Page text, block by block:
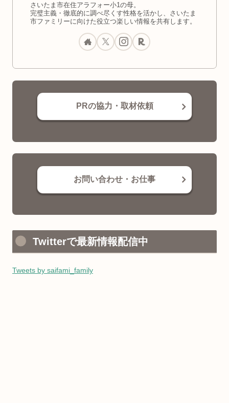
さいたま市在住アラフォー小1の母。
完璧主義・徹底的に調べ尽くす性格を活かし、さいたま
市ファミリーに向けた役立つ楽しい情報を共有します。
PRの協力・取材依頼
お問い合わせ・お仕事
Twitterで最新情報配信中
Tweets by saifami_family